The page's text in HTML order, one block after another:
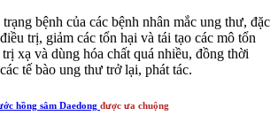
bệnh của các bệnh nhân mắc ung thư, đặc
trị, giảm các tổn hại và tái tạo các mô tổn
xạ và dùng hóa chất quá nhiều, đồng thời
tế bào ung thư trở lại, phát tác.
hồng sâm Daedong được ưa chuộng